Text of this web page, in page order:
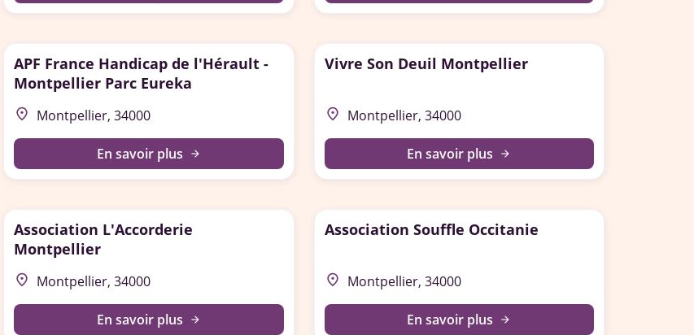
APF France Handicap de l'Hérault -
Montpellier Parc Eureka
place Montpellier, 34000
En savoir plus arrow_forward
Vivre Son Deuil Montpellier
place Montpellier, 34000
En savoir plus arrow_forward
Association L'Accorderie
Montpellier
place Montpellier, 34000
En savoir plus arrow_forward
Association Souffle Occitanie
place Montpellier, 34000
En savoir plus arrow_forward